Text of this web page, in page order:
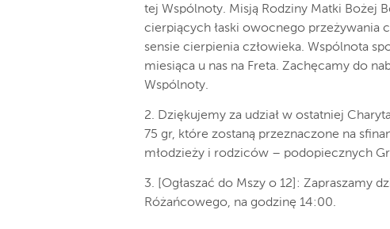
tej Wspólnoty. Misją Rodziny Matki Bożej
cierpiących łaski owocnego przeżywania
sensie cierpienia człowieka. Wspólnota
miesiąca u nas na Freta. Zachęcamy do
Wspólnoty.
2. Dziękujemy za udział w ostatniej
75 gr, które zostaną przeznaczone na
młodzieży i rodziców – podopiecznych
3. [Ogłaszać do Mszy o 12]: Zapraszamy
Różańcowego, na godzinę 14:00.